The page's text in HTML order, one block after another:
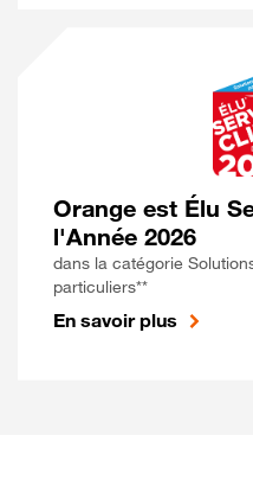
Orange est Élu
l'Année 2026
dans la catégorie
particuliers**
En savoir plus